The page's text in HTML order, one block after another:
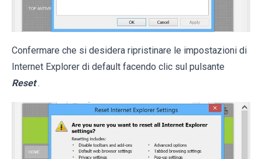
Confermare che si desidera ripristinare le impostazioni di
Internet Explorer di default facendo clic sul pulsante
Reset .